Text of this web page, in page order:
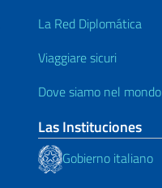
La Red Diplomática
Viaggiare sicuri
Dove siamo nel mondo
Las Instituciones
Gobierno italiano